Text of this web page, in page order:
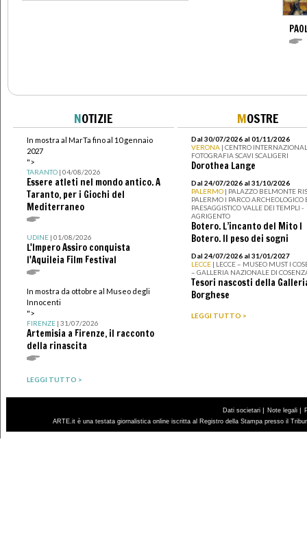
NOTIZIE
In mostra al MarTa fino al 10 gennaio
2027
">
TARANTO| 04/08/2026
Essere atleti nel mondo antico. A
Taranto, per i Giochi del
Mediterraneo
UDINE| 01/08/2026
L'Impero Assiro conquista
l'Aquileia Film Festival
In mostra da ottobre al Museo degli
Innocenti
">
FIRENZE| 31/07/2026
Artemisia a Firenze, il racconto
della rinascita
LEGGI TUTTO >
MOSTRE
Dal 30/07/2026 al 01/11/2026
VERONA | CENTRO
FOTOGRAFIA SCAVI SCALIGERI
Dorothea Lange
Dal 24/07/2026 al 31/10/2026
PALERMO | PALAZZO BELMONTE
PALERMO I PARCO ARCHEOLOGICO
PAESAGGISTICO VALLE DEI TEMPLI -
AGRIGENTO
Botero. L’incanto del Mito I
Botero. Il peso dei sogni
Dal 24/07/2026 al 31/01/2027
LECCE | LECCE – MUSEO MUST I
– GALLERIA NAZIONALE DI
Tesori nascosti della
Borghese
LEGGI TUTTO >
Dati societari | Note legali |
ARTE.it è una testata giornalistica online iscritta al Registro della Stampa presso il